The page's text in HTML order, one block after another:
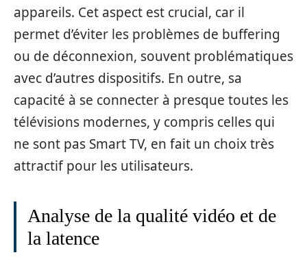
appareils. Cet aspect est crucial, car il
permet d’éviter les problèmes de buffering
ou de déconnexion, souvent problématiques
avec d’autres dispositifs. En outre, sa
capacité à se connecter à presque toutes les
télévisions modernes, y compris celles qui
ne sont pas Smart TV, en fait un choix très
attractif pour les utilisateurs.
Analyse de la qualité vidéo et de
la latence